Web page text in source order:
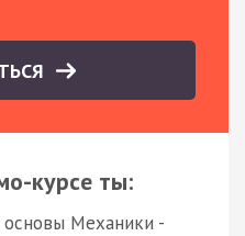
курсе ты:
Механики -